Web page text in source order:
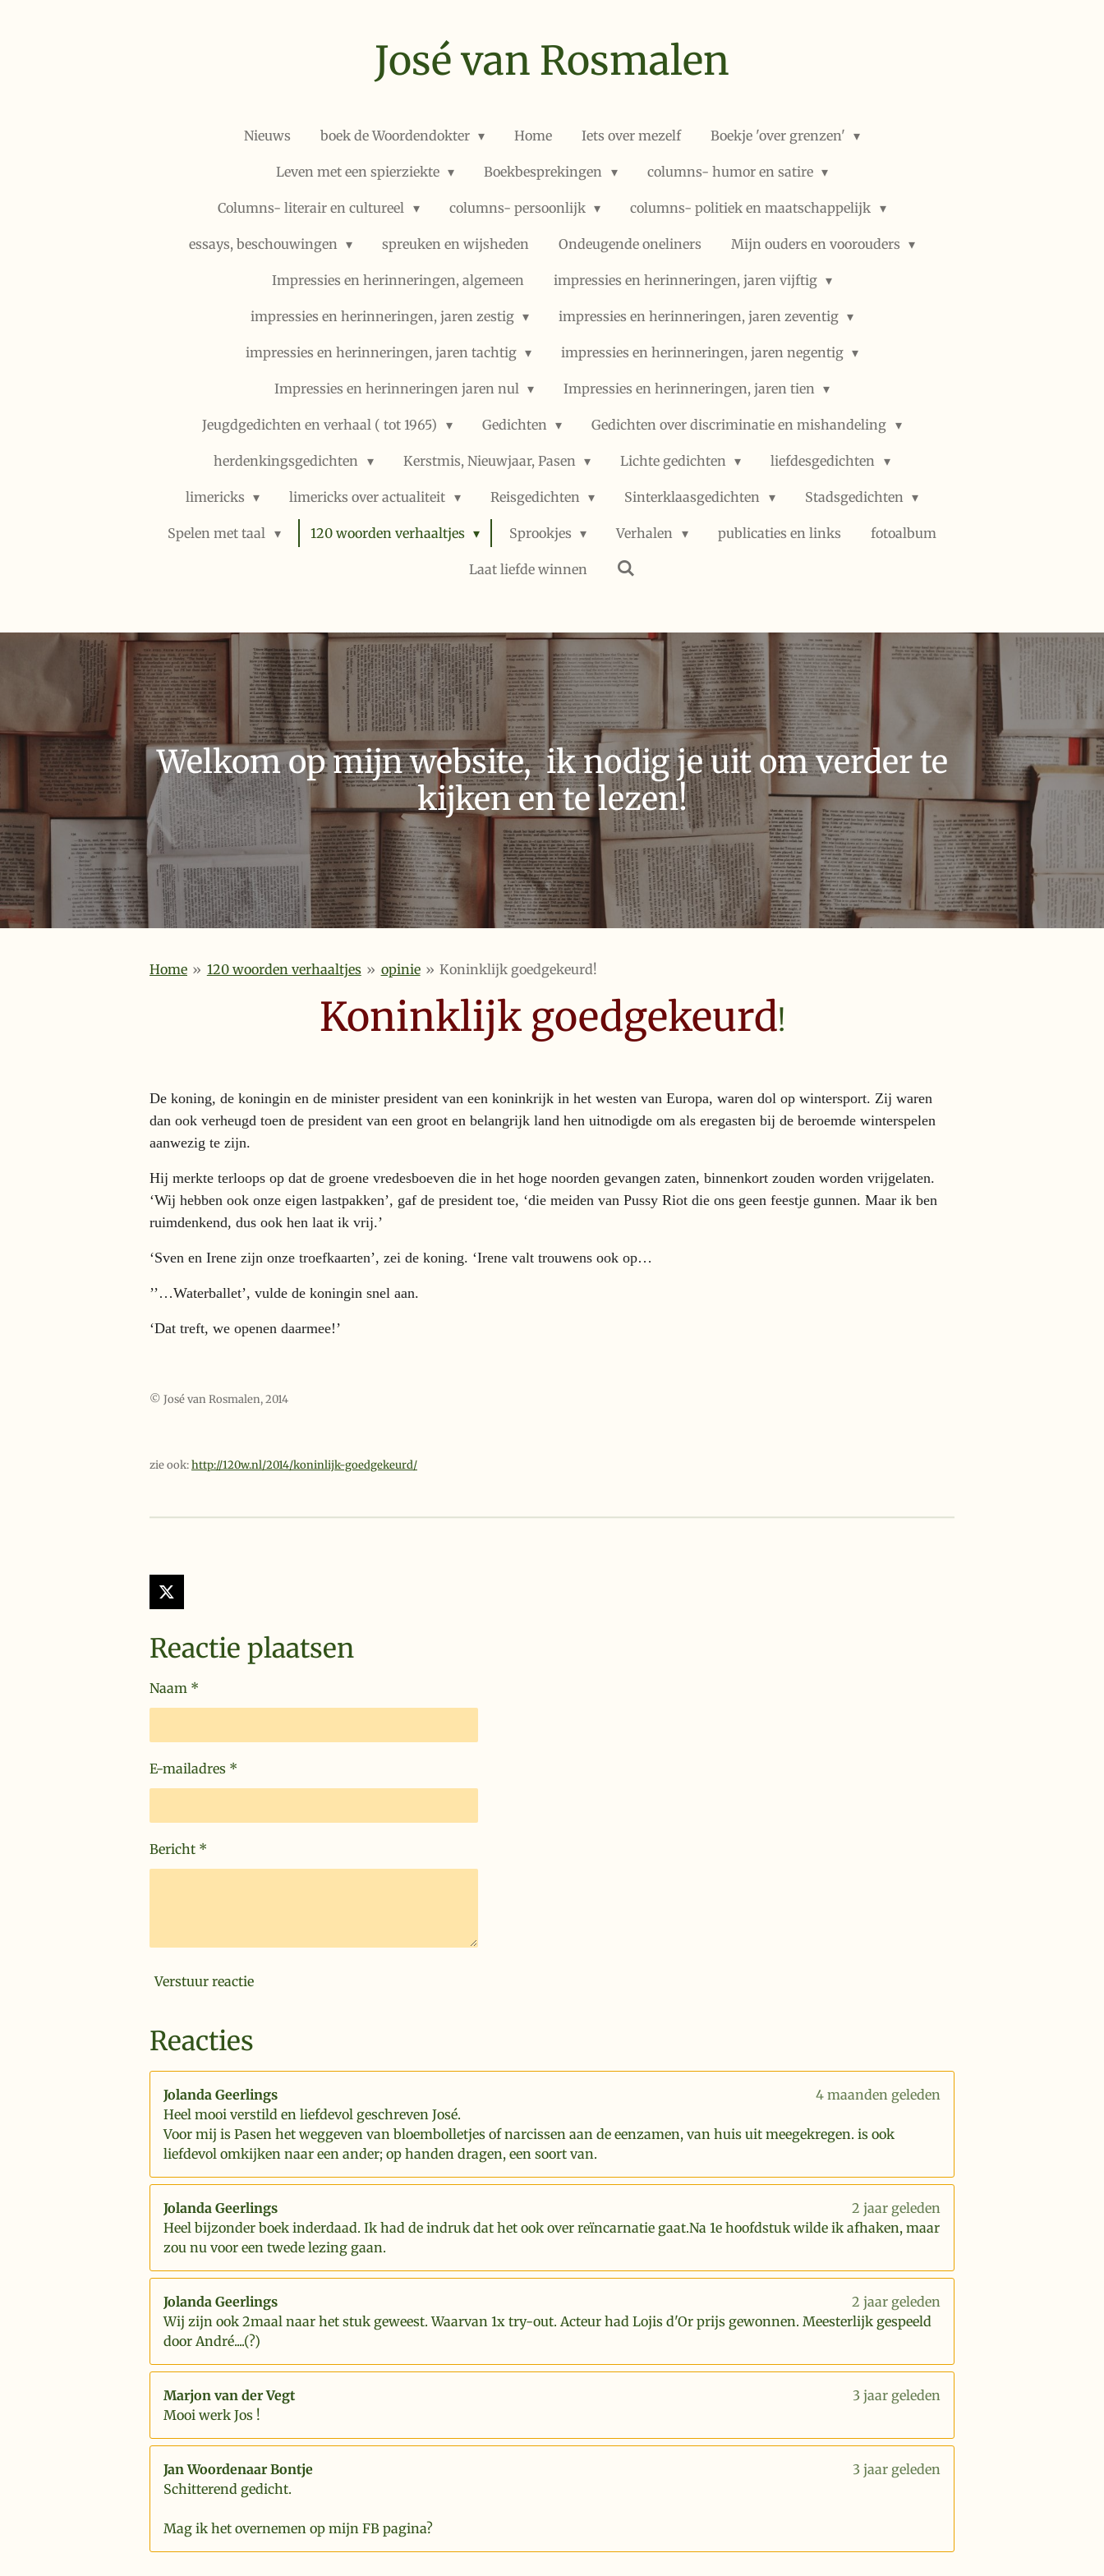
José van Rosmalen
Nieuws boek de Woordendokter Home Iets over mezelf Boekje 'over grenzen'
Leven met een spierziekte Boekbesprekingen columns- humor en satire
Columns- literair en cultureel columns- persoonlijk columns- politiek en maatschappelijk
essays, beschouwingen spreuken en wijsheden Ondeugende oneliners Mijn ouders en voorouders
Impressies en herinneringen, algemeen impressies en herinneringen, jaren vijftig
impressies en herinneringen, jaren zestig impressies en herinneringen, jaren zeventig
impressies en herinneringen, jaren tachtig impressies en herinneringen, jaren negentig
Impressies en herinneringen jaren nul Impressies en herinneringen, jaren tien
Jeugdgedichten en verhaal ( tot 1965) Gedichten Gedichten over discriminatie en mishandeling
herdenkingsgedichten Kerstmis, Nieuwjaar, Pasen Lichte gedichten liefdesgedichten
limericks limericks over actualiteit Reisgedichten Sinterklaasgedichten Stadsgedichten
Spelen met taal 120 woorden verhaaltjes Sprookjes Verhalen publicaties en links fotoalbum
Laat liefde winnen
Welkom op mijn website, ik nodig je uit om verder te
kijken en te lezen!
Home » 120 woorden verhaaltjes » opinie » Koninklijk goedgekeurd!
Koninklijk goedgekeurd!
De koning, de koningin en de minister president van een koninkrijk in het westen van Europa, waren dol op wintersport. Zij waren
dan ook verheugd toen de president van een groot en belangrijk land hen uitnodigde om als eregasten bij de beroemde winterspelen
aanwezig te zijn.
Hij merkte terloops op dat de groene vredesboeven die in het hoge noorden gevangen zaten, binnenkort zouden worden vrijgelaten.
‘Wij hebben ook onze eigen lastpakken’, gaf de president toe, ‘die meiden van Pussy Riot die ons geen feestje gunnen. Maar ik ben
ruimdenkend, dus ook hen laat ik vrij.’
‘Sven en Irene zijn onze troefkaarten’, zei de koning. ‘Irene valt trouwens ook op…
’’…Waterballet’, vulde de koningin snel aan.
‘Dat treft, we openen daarmee!’
© José van Rosmalen, 2014
zie ook:http://120w.nl/2014/koninlijk-goedgekeurd/
X
Reactie plaatsen
Naam *
E-mailadres *
Bericht *
Verstuur reactie
Reacties
Jolanda Geerlings
4 maanden geleden
Heel mooi verstild en liefdevol geschreven José.
Voor mij is Pasen het weggeven van bloembolletjes of narcissen aan de eenzamen, van huis uit meegekregen. is ook
liefdevol omkijken naar een ander; op handen dragen, een soort van.
Jolanda Geerlings
2 jaar geleden
Heel bijzonder boek inderdaad. Ik had de indruk dat het ook over reïncarnatie gaat.Na 1e hoofdstuk wilde ik afhaken, maar
zou nu voor een twede lezing gaan.
Jolanda Geerlings
2 jaar geleden
Wij zijn ook 2maal naar het stuk geweest. Waarvan 1x try-out. Acteur had Lojis d'Or prijs gewonnen. Meesterlijk gespeeld
door André....(?)
Marjon van der Vegt
3 jaar geleden
Mooi werk Jos !
Jan Woordenaar Bontje
3 jaar geleden
Schitterend gedicht.
Mag ik het overnemen op mijn FB pagina?